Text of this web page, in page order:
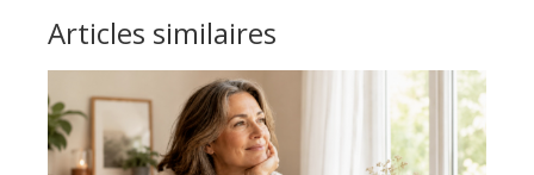
Articles similaires